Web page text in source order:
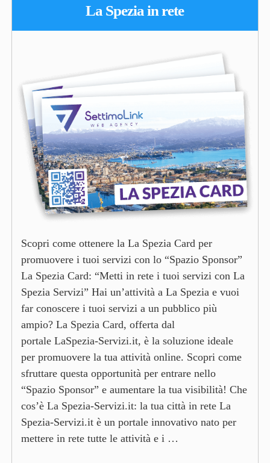
La Spezia in rete
Scopri come ottenere la La Spezia Card per
promuovere i tuoi servizi con lo “Spazio Sponsor”
La Spezia Card: “Metti in rete i tuoi servizi con La
Spezia Servizi” Hai un’attività a La Spezia e vuoi
far conoscere i tuoi servizi a un pubblico più
ampio? La Spezia Card, offerta dal
portale LaSpezia-Servizi.it, è la soluzione ideale
per promuovere la tua attività online. Scopri come
sfruttare questa opportunità per entrare nello
“Spazio Sponsor” e aumentare la tua visibilità! Che
cos’è La Spezia-Servizi.it: la tua città in rete La
Spezia-Servizi.it è un portale innovativo nato per
mettere in rete tutte le attività e i …